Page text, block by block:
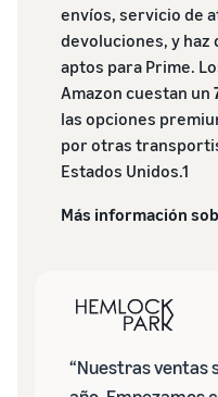
envíos, servicio de
devoluciones, y
aptos para Prime.
Amazon cuestan un
las opciones
por otras
Estados Unidos.1
Más información
“Nuestras ventas